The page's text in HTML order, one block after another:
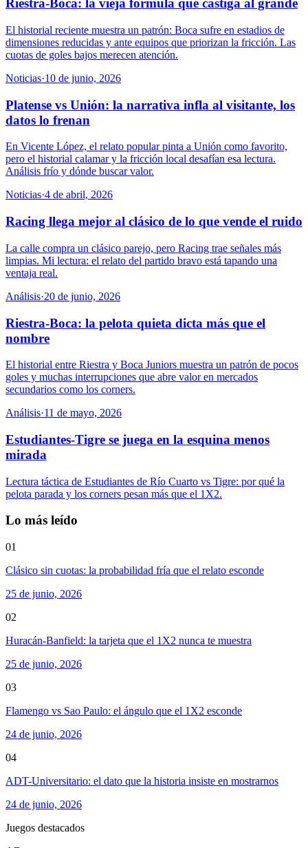
Riestra-Boca: la vieja fórmula que castiga al grande
El historial reciente muestra un patrón: Boca sufre en estadios de
dimensiones reducidas y ante equipos que priorizan la fricción. Las
cuotas de goles bajos merecen atención.
Noticias·10 de junio, 2026
Platense vs Unión: la narrativa infla al visitante, los
datos lo frenan
En Vicente López, el relato popular pinta a Unión como favorito,
pero el historial calamar y la fricción local desafían esa lectura.
Análisis frío y dónde buscar valor.
Noticias·4 de abril, 2026
Racing llega mejor al clásico de lo que vende el ruido
La calle compra un clásico parejo, pero Racing trae señales más
limpias. Mi lectura: el relato del partido bravo está tapando una
ventaja real.
Análisis·20 de junio, 2026
Riestra-Boca: la pelota quieta dicta más que el
nombre
El historial entre Riestra y Boca Juniors muestra un patrón de pocos
goles y muchas interrupciones que abre valor en mercados
secundarios como los corners.
Análisis·11 de mayo, 2026
Estudiantes-Tigre se juega en la esquina menos
mirada
Lectura táctica de Estudiantes de Río Cuarto vs Tigre: por qué la
pelota parada y los corners pesan más que el 1X2.
Lo más leído
01
Clásico sin cuotas: la probabilidad fría que el relato esconde
25 de junio, 2026
02
Huracán-Banfield: la tarjeta que el 1X2 nunca te muestra
25 de junio, 2026
03
Flamengo vs Sao Paulo: el ángulo que el 1X2 esconde
24 de junio, 2026
04
ADT-Universitario: el dato que la historia insiste en mostrarnos
24 de junio, 2026
Juegos destacados